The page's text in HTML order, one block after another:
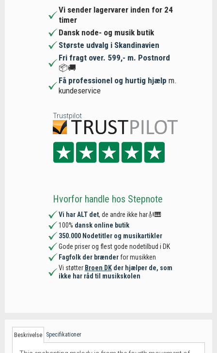
Vi sender lagervarer inden for 24
timer
Dansk node- og musik butik
Største udvalg i Skandinavien
Fri fragt over. 599,- m. Postnord
📦🚚
Få professionel og hurtig hjælp m.
kundeservice
Trustpilot
Hvorfor handle hos Stepnote
Vi har ALT det, de andre ikke har🎻🎹
100% dansk online butik
350.000 Nodetitler og musikartikler
Gode priser og flest gode nodetilbud i DK
Fagfolk der brænderfor musikken
Vi støtter Broen DKder hjælper de, som
ikke har råd til musikskolen
Beskrivelse Specifikationer